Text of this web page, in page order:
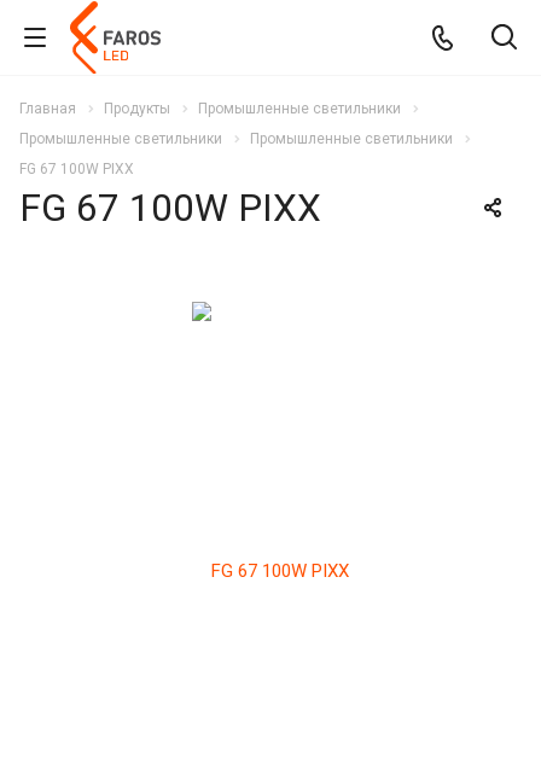
Главная Продукты
Промышленные светильники
Промышленные светильники
Промышленные светильники
FG 67 100W PIXX
FG 67 100W PIXX